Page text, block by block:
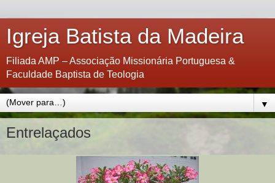
Igreja Batista da Madeira
Filiada AMP – Associação Missionária Portuguesa &
Faculdade Baptista de Teologia
▼
Entrelaçados